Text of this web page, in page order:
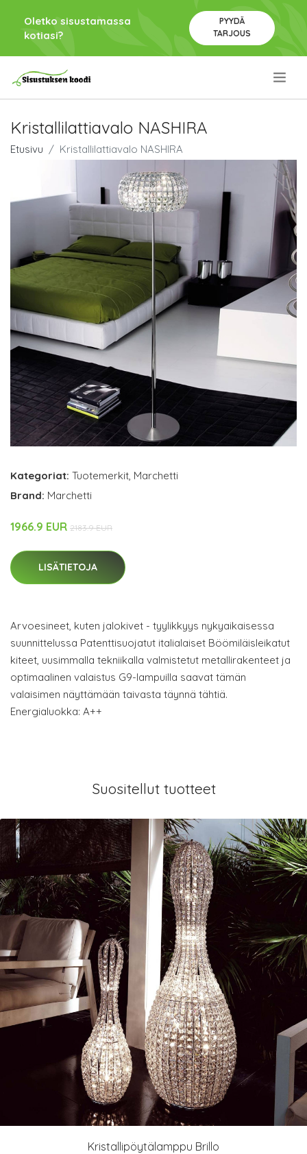
Oletko sisustamassa
kotiasi?
PYYDÄ
TARJOUS
Kristallilattiavalo NASHIRA
Etusivu Kristallilattiavalo NASHIRA
Kategoriat: Tuotemerkit, Marchetti
Brand: Marchetti
1966.9 EUR 2183.9 EUR
LISÄTIETOJA
Arvoesineet, kuten jalokivet - tyylikkyys nykyaikaisessa
suunnittelussa Patenttisuojatut italialaiset Böömiläisleikatut
kiteet, uusimmalla tekniikalla valmistetut metallirakenteet ja
optimaalinen valaistus G9-lampuilla saavat tämän
valaisimen näyttämään taivasta täynnä tähtiä.
Energialuokka: A++
Suositellut tuotteet
Kristallipöytälamppu Brillo